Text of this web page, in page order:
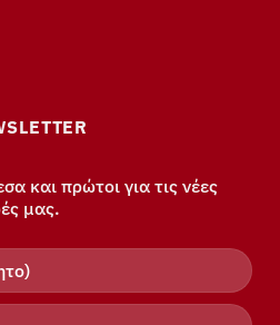
και πρώτοι για τις νέες
μας.